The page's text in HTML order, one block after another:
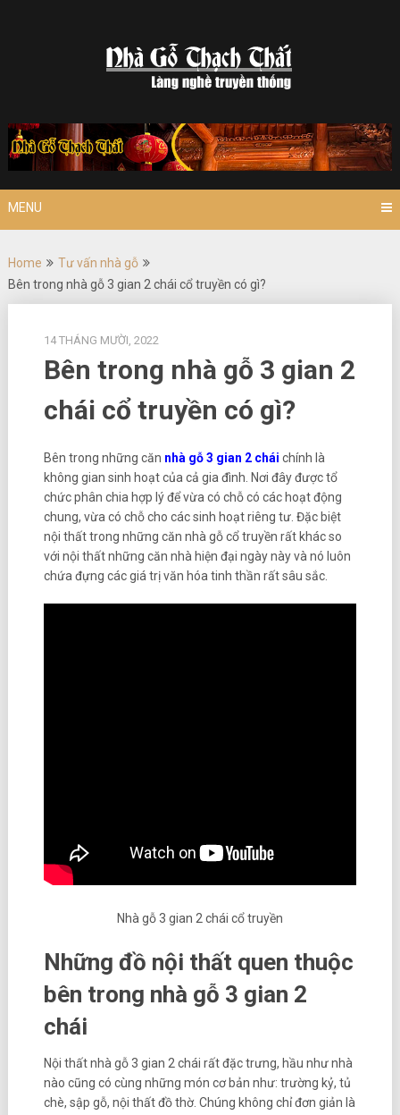
MENU
Home
Tư vấn nhà gỗ
Bên trong nhà gỗ 3 gian 2 chái cổ truyền có gì?
14 THÁNG MƯỜI, 2022
Bên trong nhà gỗ 3 gian 2
chái cổ truyền có gì?
Bên trong những căn nhà gỗ 3 gian 2 chái chính là
không gian sinh hoạt của cả gia đình. Nơi đây được tổ
chức phân chia hợp lý để vừa có chỗ có các hoạt động
chung, vừa có chỗ cho các sinh hoạt riêng tư. Đặc biệt
nội thất trong những căn nhà gỗ cổ truyền rất khác so
với nội thất những căn nhà hiện đại ngày này và nó luôn
chứa đựng các giá trị văn hóa tinh thần rất sâu sắc.
Nhà gỗ 3 gian 2 chái cổ truyền
Những đồ nội thất quen thuộc
bên trong nhà gỗ 3 gian 2
chái
Nội thất nhà gỗ 3 gian 2 chái rất đặc trưng, hầu như nhà
nào cũng có cùng những món cơ bản như: trường kỷ, tủ
chè, sập gỗ, nội thất đồ thờ. Chúng không chỉ đơn giản là